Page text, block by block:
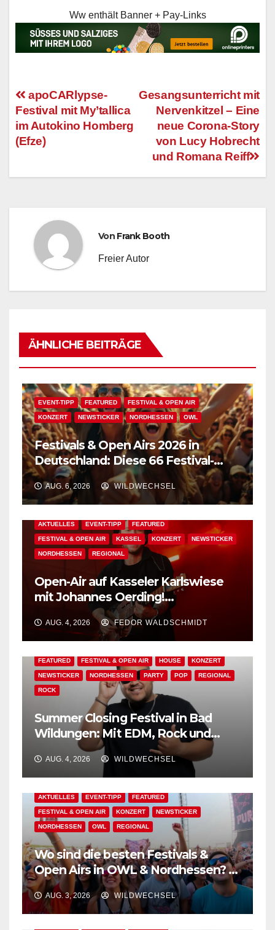
Ww enthält Banner + Pay-Links
Beitragsnavigation
Gesangsunterricht mit
Nervenkitzel – Eine
neue Corona-Story
von Lucy Hobrecht
und Romana Reiff
apoCARlypse-
Festival mit My’tallica
im Autokino Homberg
(Efze)
Von Frank Booth
Freier Autor
ÄHNLICHE BEITRÄGE
EVENT-TIPP FEATURED FESTIVAL & OPEN AIR
KONZERT NEWSTICKER NORDHESSEN OWL
Festivals & Open Airs 2026 in
Deutschland: Diese 66 Festival-
Events warten auf Dich!
AUG. 6, 2026 WILDWECHSEL
AKTUELLES EVENT-TIPP FEATURED
FESTIVAL & OPEN AIR KASSEL KONZERT NEWSTICKER
NORDHESSEN REGIONAL
Open-Air auf Kasseler Karlswiese
mit Johannes Oerding!
Zusatzkontingent an Tickets
erhältlich!
AUG. 4, 2026 FEDOR WALDSCHMIDT
FEATURED FESTIVAL & OPEN AIR HOUSE KONZERT
NEWSTICKER NORDHESSEN PARTY POP REGIONAL
ROCK
Summer Closing Festival in Bad
Wildungen: Mit EDM, Rock und
Festivalflair klingt der Sommer aus!
AUG. 4, 2026 WILDWECHSEL
AKTUELLES EVENT-TIPP FEATURED
FESTIVAL & OPEN AIR KONZERT NEWSTICKER
NORDHESSEN OWL REGIONAL
Wo sind die besten Festivals &
Open Airs in OWL & Nordhessen? –
Der Ww-Festival-Planer!
AUG. 3, 2026 WILDWECHSEL